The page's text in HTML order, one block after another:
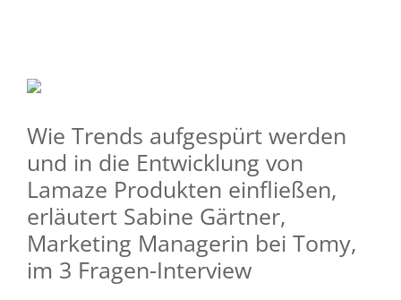
Wie Trends aufgespürt werden
und in die Entwicklung von
Lamaze Produkten einfließen,
erläutert Sabine Gärtner,
Marketing Managerin bei Tomy,
im 3 Fragen-Interview